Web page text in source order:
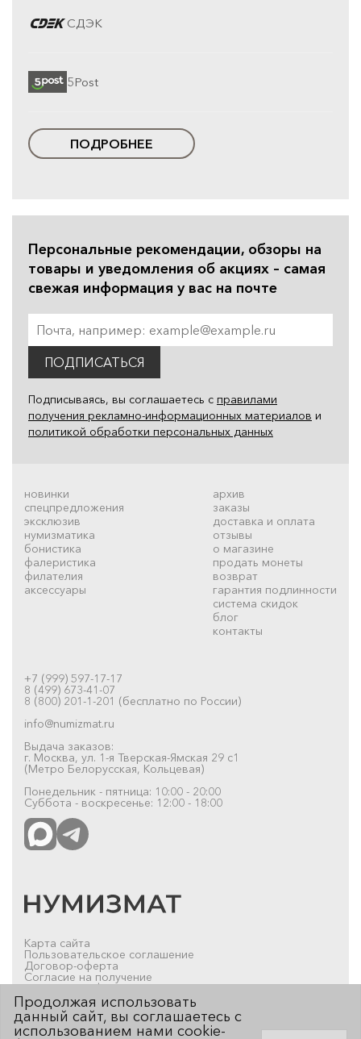
СДЭК
5Post
ПОДРОБНЕЕ
Персональные рекомендации, обзоры на
товары и уведомления об акциях – самая
свежая информация у вас на почте
ПОДПИСАТЬСЯ
Подписываясь, вы соглашаетесь с правилами
получения рекламно-информационных материалов и
политикой обработки персональных данных
новинки
спецпредложения
эксклюзив
нумизматика
бонистика
фалеристика
филателия
аксессуары
архив
заказы
доставка и оплата
отзывы
о магазине
продать монеты
возврат
гарантия подлинности
система скидок
блог
контакты
+7 (999) 597-17-17
8 (499) 673-41-07
8 (800) 201-1-201 (бесплатно по России)
info@numizmat.ru
Выдача заказов:
г. Москва, ул. 1-я Тверская-Ямская 29 с1
(Метро Белорусская, Кольцевая)
Понедельник - пятница: 10:00 - 20:00
Суббота - воскресенье: 12:00 - 18:00
Карта сайта
Пользовательское соглашение
Договор-оферта
Согласие на получение
рекламно-информационных материалов
© 2019-2026 Нумизмат.ru
Продолжая использовать
данный сайт, вы соглашаетесь с
использованием нами cookie-